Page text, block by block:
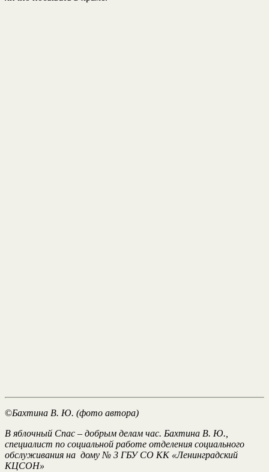
©Бахтина В. Ю. (фото автора)
В яблочный Спас – добрым делам час. Бахтина В. Ю.,
специалист по социальной работе отделения социального
обслуживания на дому № 3 ГБУ СО КК «Ленинградский
КЦСОН»